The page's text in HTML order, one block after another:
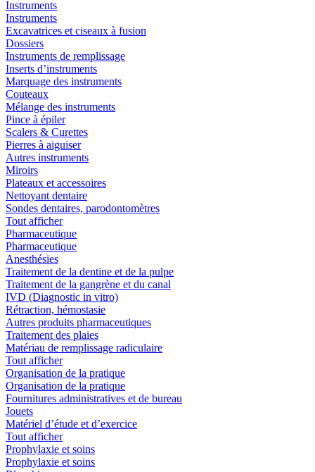
Instruments
Instruments
Excavatrices et ciseaux à fusion
Dossiers
Instruments de remplissage
Inserts d’instruments
Marquage des instruments
Couteaux
Mélange des instruments
Pince à épiler
Scalers & Curettes
Pierres à aiguiser
Autres instruments
Miroirs
Plateaux et accessoires
Nettoyant dentaire
Sondes dentaires, parodontomètres
Tout afficher
Pharmaceutique
Pharmaceutique
Anesthésies
Traitement de la dentine et de la pulpe
Traitement de la gangrène et du canal
IVD (Diagnostic in vitro)
Rétraction, hémostasie
Autres produits pharmaceutiques
Traitement des plaies
Matériau de remplissage radiculaire
Tout afficher
Organisation de la pratique
Organisation de la pratique
Fournitures administratives et de bureau
Jouets
Matériel d’étude et d’exercice
Tout afficher
Prophylaxie et soins
Prophylaxie et soins